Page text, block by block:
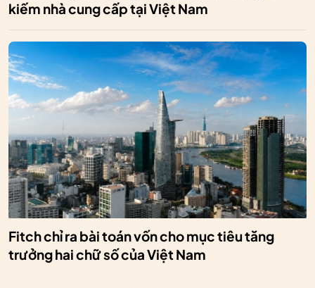
kiếm nhà cung cấp tại Việt Nam
Fitch chỉ ra bài toán vốn cho mục tiêu tăng
trưởng hai chữ số của Việt Nam